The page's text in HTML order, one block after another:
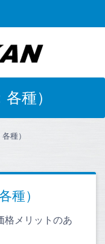
種）
種）
種）
格メリットのあ